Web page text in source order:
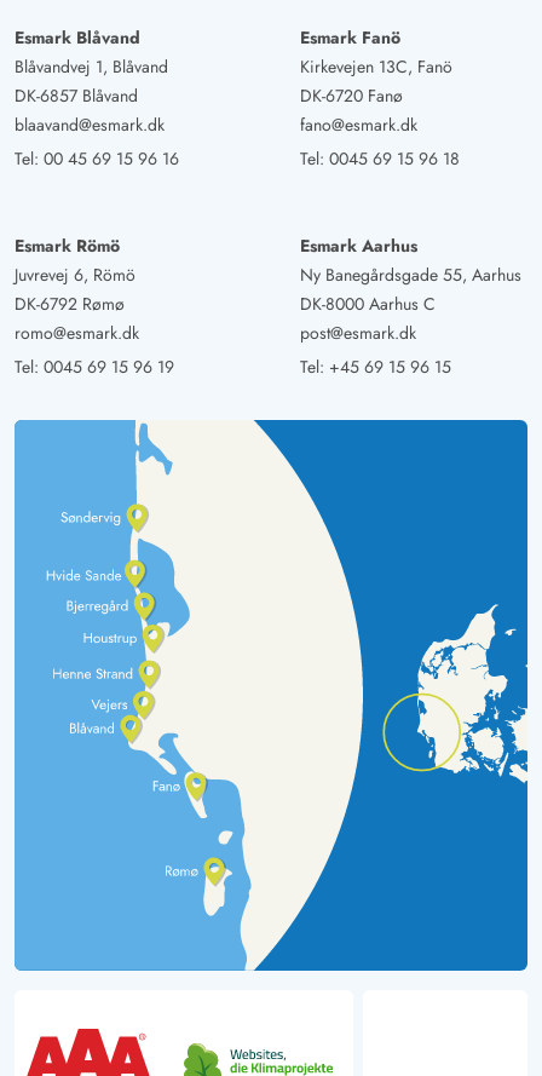
Esmark Blåvand
Blåvandvej 1, Blåvand
DK-6857 Blåvand
blaavand@esmark.dk
Tel: 00 45 69 15 96 16
Esmark Fanö
Kirkevejen 13C, Fanö
DK-6720 Fanø
fano@esmark.dk
Tel: 0045 69 15 96 18
Esmark Römö
Juvrevej 6, Römö
DK-6792 Rømø
romo@esmark.dk
Tel: 0045 69 15 96 19
Esmark Aarhus
Ny Banegårdsgade 55, Aarhus
DK-8000 Aarhus C
post@esmark.dk
Tel: +45 69 15 96 15